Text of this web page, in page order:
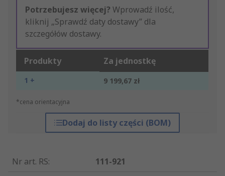
Potrzebujesz więcej? Wprowadź ilość,
kliknij „Sprawdź daty dostawy” dla
szczegółów dostawy.
Produkty Za jednostkę
1 + 9 199,67 zł
*cena orientacyjna
Dodaj do listy części (BOM)
Nr art. RS:
111-921